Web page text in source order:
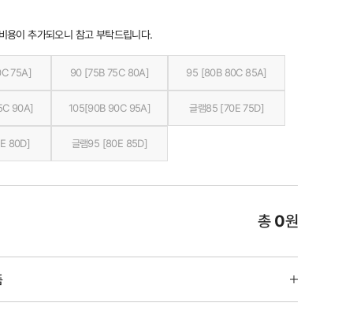
용이 추가되오니 참고 부탁드립니다.
75A] 90 [75B 75C 80A] 95 [80B 80C 85A]
90A] 105[90B 90C 95A] 글램85 [70E 75D]
80D] 글램95 [80E 85D]
총 0원